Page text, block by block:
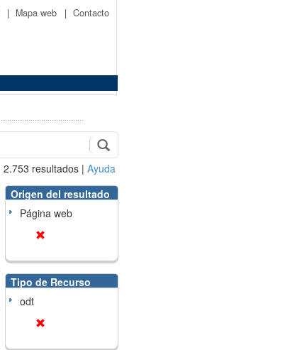
| Mapa web | Contacto
2.753 resultados | Ayuda
Origen del resultado
Página web
Tipo de Recurso
odt